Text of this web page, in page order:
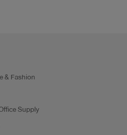
& Fashion
Supply